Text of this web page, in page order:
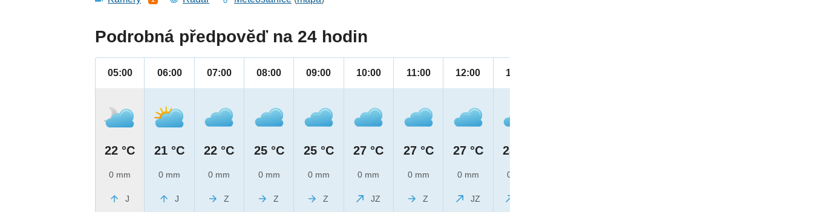
Podrobná předpověď na 24 hodin
05:00
22 °C
0 mm
J
06:00
21 °C
0 mm
J
07:00
22 °C
0 mm
Z
08:00
25 °C
0 mm
Z
09:00
25 °C
0 mm
Z
10:00
27 °C
0 mm
JZ
11:00
27 °C
0 mm
Z
12:00
27 °C
0 mm
JZ
13:00
28 °C
0 mm